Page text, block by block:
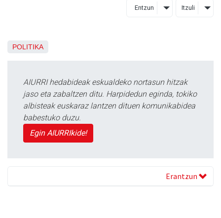
Entzun Itzuli
POLITIKA
AIURRI hedabideak eskualdeko nortasun hitzak
jaso eta zabaltzen ditu. Harpidedun eginda, tokiko
albisteak euskaraz lantzen dituen komunikabidea
babestuko duzu.
Egin AIURRIkide!
Erantzun